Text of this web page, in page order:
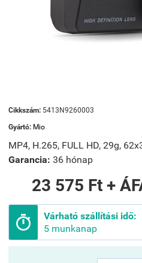
Cikkszám: 5413N9260003
Gyártó: Mio
MP4, H.265, FULL HD, 29g,
Garancia: 36 hónap
23 575 Ft +

Várható szállítási idő:
5 munkanap